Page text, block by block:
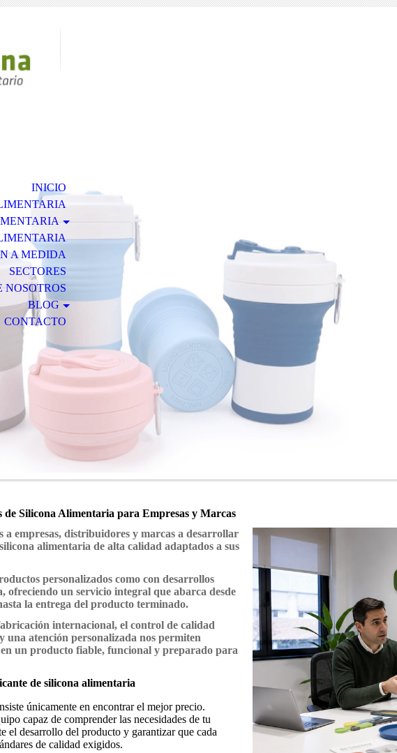
INICIO
A MEDIDA
SECTORES
NOSOTROS
BLOG
CONTACTO
de Silicona Alimentaria para Empresas y Marcas
a empresas, distribuidores y marcas a desarrollar
alimentaria de alta calidad adaptados a sus
personalizados como con desarrollos
ofreciendo un servicio integral que abarca desde
la entrega del producto terminado.
internacional, el control de calidad
una atención personalizada nos permiten
un producto fiable, funcional y preparado para
de silicona alimentaria
únicamente en encontrar el mejor precio.
capaz de comprender las necesidades de tu
el desarrollo del producto y garantizar que cada
de calidad exigidos.